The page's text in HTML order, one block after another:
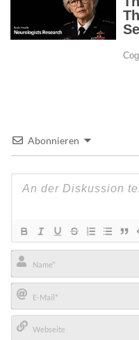
Abonnieren
Name*
E-
Mail*